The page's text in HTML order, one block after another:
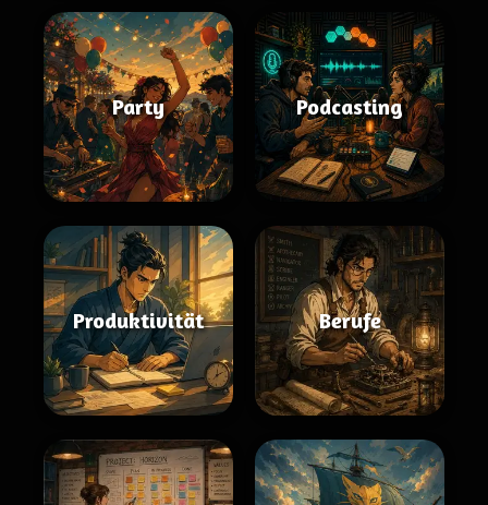
Party Podcasting
Produktivität Berufe